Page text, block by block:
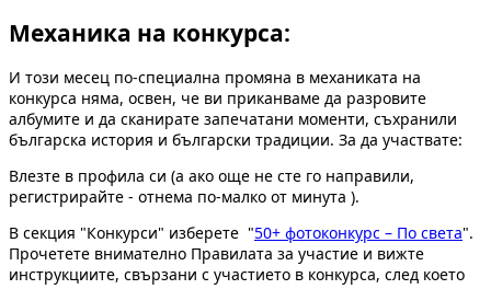
Механика на конкурса:
И този месец по-специална промяна в механиката на
конкурса няма, освен, че ви приканваме да разровите
албумите и да сканирате запечатани моменти, съхранили
българска история и български традиции. За да участвате:
Влезте в профила си (а ако още не сте го направили,
регистрирайте - отнема по-малко от минута ).
В секция "Конкурси" изберете "50+ фотоконкурс – По света".
Прочетете внимателно Правилата за участие и вижте
инструкциите, свързани с участието в конкурса, след което